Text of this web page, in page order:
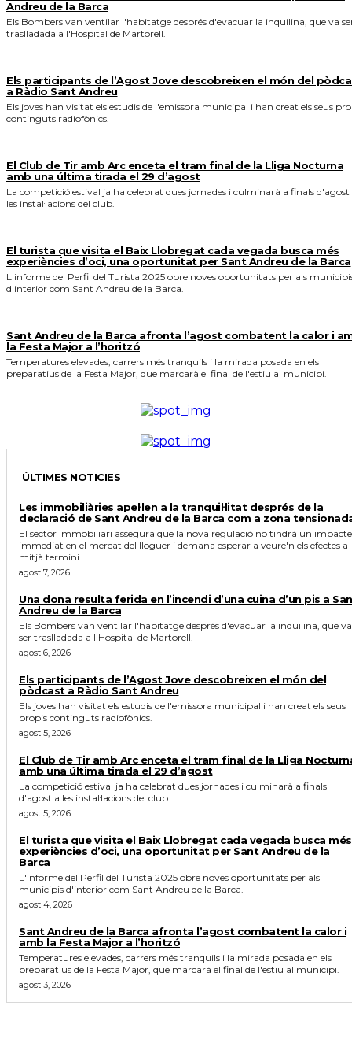
Andreu de la Barca
Els Bombers van ventilar l'habitatge després d'evacuar la inquilina, que va
traslladada a l'Hospital de Martorell.
Els participants de l’Agost Jove descobreixen el món del
a Ràdio Sant Andreu
Els joves han visitat els estudis de l'emissora municipal i han creat els seus
continguts radiofònics.
El Club de Tir amb Arc enceta el tram final de la Lliga Nocturna
amb una última tirada el 29 d’agost
La competició estival ja ha celebrat dues jornades i culminarà a finals d'agost
les instal·lacions del club.
El turista que visita el Baix Llobregat cada vegada busca més
experiències d’oci, una oportunitat per Sant Andreu de la Barca
L'informe del Perfil del Turista 2025 obre noves oportunitats per als
d'interior com Sant Andreu de la Barca.
Sant Andreu de la Barca afronta l’agost combatent la calor i
la Festa Major a l’horitzó
Temperatures elevades, carrers més tranquils i la mirada posada en els
preparatius de la Festa Major, que marcarà el final de l'estiu al municipi.
ÚLTIMES NOTICIES
Les immobiliàries apel·len a la tranquil·litat després de la
declaració de Sant Andreu de la Barca com a zona
El sector immobiliari assegura que la nova regulació no tindrà un impacte
immediat en el mercat del lloguer i demana esperar a veure'n els efectes a
mitjà termini.
agost 7, 2026
Una dona resulta ferida en l’incendi d’una cuina d’un pis a
Andreu de la Barca
Els Bombers van ventilar l'habitatge després d'evacuar la inquilina, que va
ser traslladada a l'Hospital de Martorell.
agost 6, 2026
Els participants de l’Agost Jove descobreixen el món del
pòdcast a Ràdio Sant Andreu
Els joves han visitat els estudis de l'emissora municipal i han creat els seus
propis continguts radiofònics.
agost 5, 2026
El Club de Tir amb Arc enceta el tram final de la Lliga
amb una última tirada el 29 d’agost
La competició estival ja ha celebrat dues jornades i culminarà a finals
d'agost a les instal·lacions del club.
agost 5, 2026
El turista que visita el Baix Llobregat cada vegada busca més
experiències d’oci, una oportunitat per Sant Andreu de la
Barca
L'informe del Perfil del Turista 2025 obre noves oportunitats per als
municipis d'interior com Sant Andreu de la Barca.
agost 4, 2026
Sant Andreu de la Barca afronta l’agost combatent la calor i
amb la Festa Major a l’horitzó
Temperatures elevades, carrers més tranquils i la mirada posada en els
preparatius de la Festa Major, que marcarà el final de l'estiu al municipi.
agost 3, 2026